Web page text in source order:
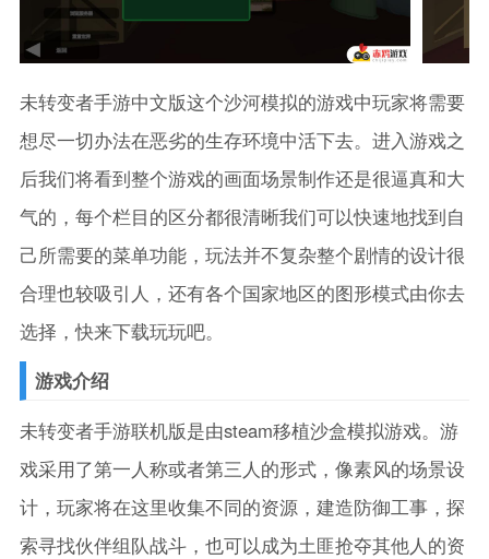
未转变者手游中文版这个沙河模拟的游戏中玩家将需要
想尽一切办法在恶劣的生存环境中活下去。进入游戏之
后我们将看到整个游戏的画面场景制作还是很逼真和大
气的，每个栏目的区分都很清晰我们可以快速地找到自
己所需要的菜单功能，玩法并不复杂整个剧情的设计很
合理也较吸引人，还有各个国家地区的图形模式由你去
选择，快来下载玩玩吧。
游戏介绍
未转变者手游联机版是由steam移植沙盒模拟游戏。游
戏采用了第一人称或者第三人的形式，像素风的场景设
计，玩家将在这里收集不同的资源，建造防御工事，探
索寻找伙伴组队战斗，也可以成为土匪抢夺其他人的资